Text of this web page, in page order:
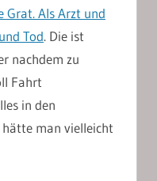
Grat. Als Arzt und
Tod. Die ist
nachdem zu
Fahrt
in den
man vielleicht